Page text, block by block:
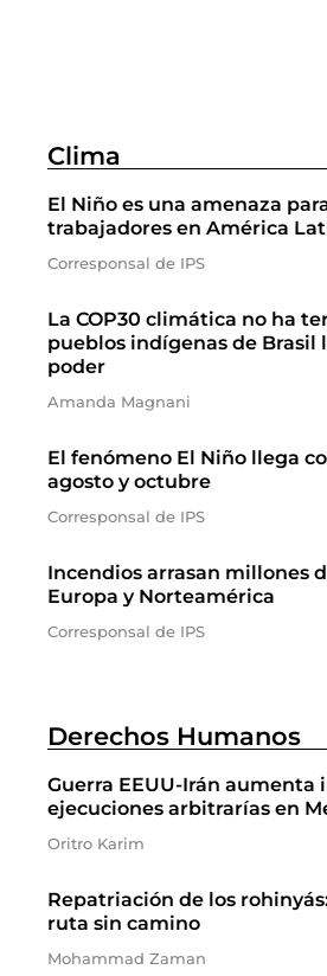
Clima
El Niño es una amenaza
trabajadores en América
Corresponsal de IPS
La COP30 climática no ha
pueblos indígenas de Brasil
poder
Amanda Magnani
El fenómeno El Niño llega
agosto y octubre
Corresponsal de IPS
Incendios arrasan millones
Europa y Norteamérica
Corresponsal de IPS
Derechos Humanos
Guerra EEUU-Irán aumenta
ejecuciones arbitrarías en
Oritro Karim
Repatriación de los
ruta sin camino
Mohammad Zaman